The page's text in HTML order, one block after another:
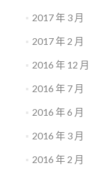
2017 年 3 月
2017 年 2 月
2016 年 12 月
2016 年 7 月
2016 年 6 月
2016 年 3 月
2016 年 2 月